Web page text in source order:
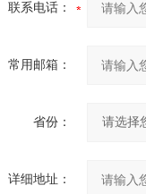
联系电话：
常用邮箱：
省份：
详细地址：